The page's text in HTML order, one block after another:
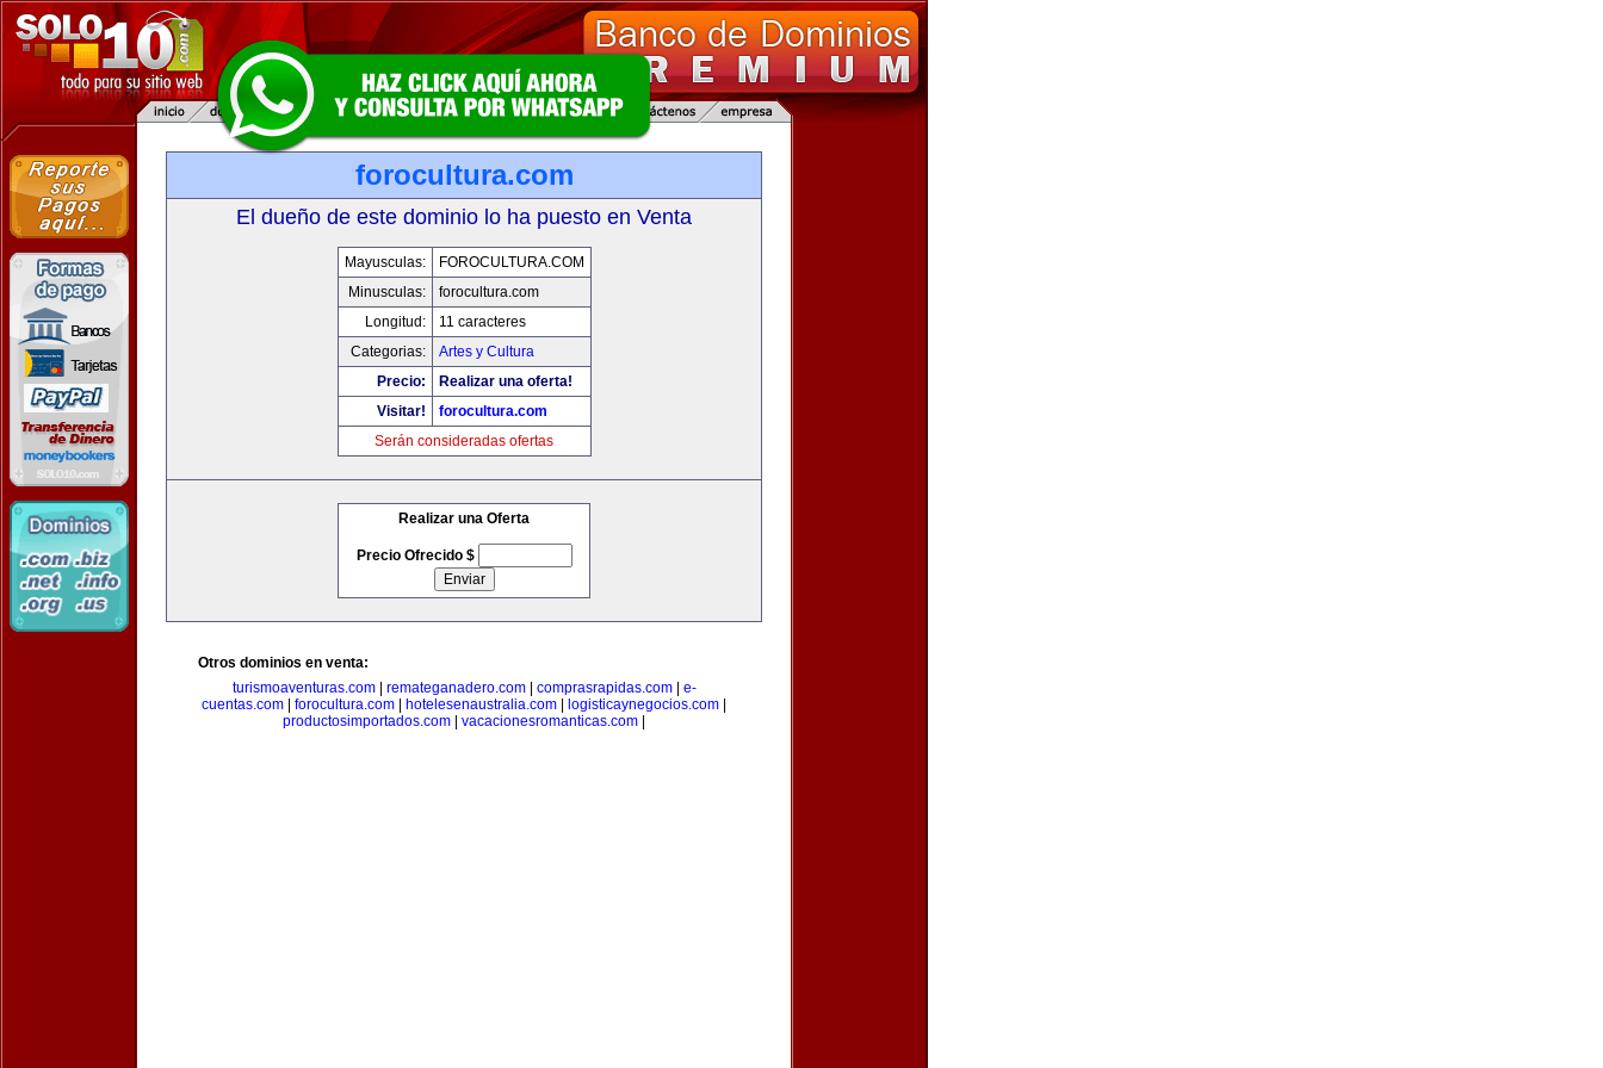
forocultura.com
El dueño de este dominio lo ha puesto en Venta
Mayusculas:
FOROCULTURA.COM
Minusculas:
forocultura.com
Longitud:
11 caracteres
Categorias:
Artes y Cultura
Precio:
Realizar una oferta!
Visitar!
forocultura.com
Serán consideradas ofertas
Realizar una Oferta
Precio Ofrecido $
Otros dominios en venta:
turismoaventuras.com| remateganadero.com| comprasrapidas.com| e-
cuentas.com
forocultura.com hotelesenaustralia.com logisticaynegocios.com
productosimportados.com
vacacionesromanticas.com